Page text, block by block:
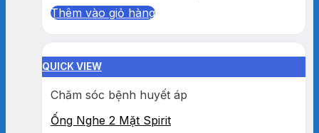
Thêm vào giỏ hàng
QUICK VIEW
Chăm sóc bệnh huyết áp
Ống Nghe 2 Mặt Spirit